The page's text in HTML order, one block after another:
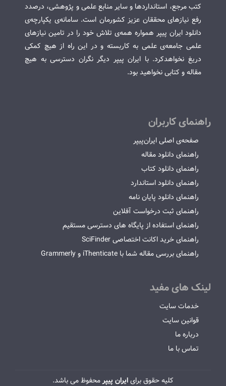
کتب مرجع، استانداردها و سایر منابع علمی و پژوهشی، درصدد
رفع نیازهای محققان عزیز کشورمان است. سامانه‌ی یکپارچه‌ی
دانلود ایران پیپر همواره همه‌ی تلاش خود را در تامین نیازهای
علمی جامعه‌ی علمی به کاربسته و در این راه از هیچ کمکی
دریغ نخواهدکرد. با ایران پیپر دیگر نگران دسترسی به هیچ
مقاله و کتابی نخواهید بود.
راهنمای کاربران
صفحه‌ی اصلی ایران‌پیپر
راهنمای دانلود مقاله
راهنمای دانلود کتاب
راهنمای دانلود استاندارد
راهنمای دانلود پایان نامه
راهنمای ثبت درخواست آفلاین
راهنمای استفاده از پایگاه های دسترسی مستقیم
راهنمای خرید اکانت اختصاصی SciFinder
راهنمای بررسی مقاله شما با iThenticate و Grammerly
لینک های مفید
خدمات سایت
قوانین سایت
درباره ما
تماس با ما
کلیه حقوق برایایران پیپرمحفوظ می باشد.